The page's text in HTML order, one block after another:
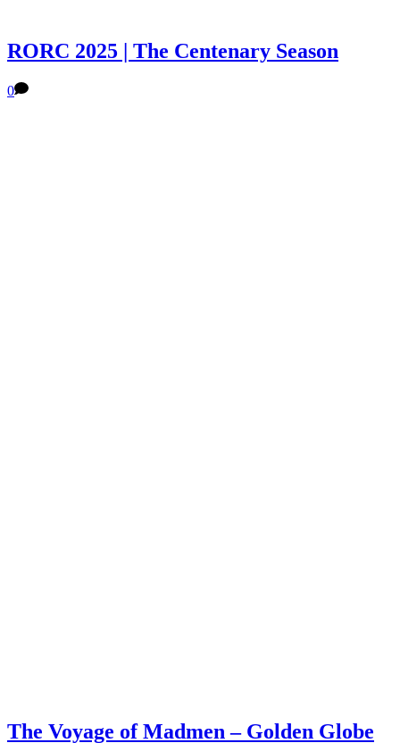
RORC 2025 | The Centenary Season
0
The Voyage of Madmen – Golden Globe